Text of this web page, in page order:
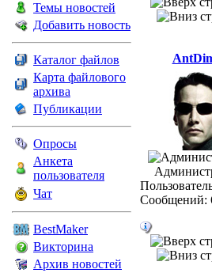
Темы новостей
Добавить новость
Каталог файлов
Карта файлового
архива
Публикации
Опросы
Анкета
пользователя
Чат
BestMaker
Викторина
Архив новостей
Сообщений: